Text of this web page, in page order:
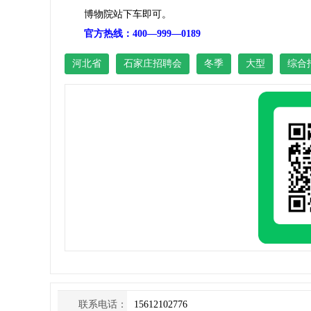
博物院站下车即可。
官方热线：400—999—0189
河北省 石家庄招聘会 冬季 大型 综合
联系电话： 15612102776